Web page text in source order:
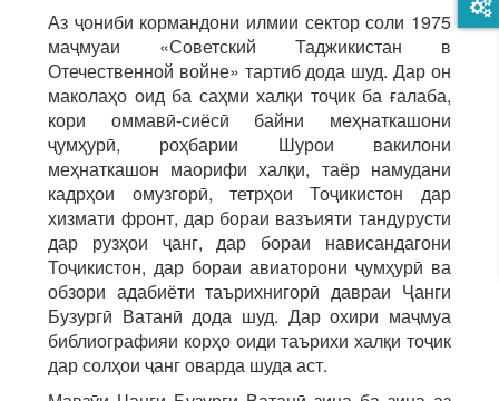
Аз ҷониби кормандони илмии сектор соли 1975
маҷмуаи «Советский Таджикистан в
Отечественной войне» тартиб дода шуд. Дар он
маколаҳо оид ба саҳми халқи тоҷик ба ғалаба,
кори оммавӣ-сиёсӣ байни меҳнаткашони
ҷумҳурӣ, роҳбарии Шурои вакилони
меҳнаткашон маорифи халқи, таёр намудани
кадрҳои омузгорӣ, тетрҳои Тоҷикистон дар
хизмати фронт, дар бораи вазъияти тандурусти
дар рузҳои ҷанг, дар бораи нависандагони
Тоҷикистон, дар бораи авиаторони ҷумҳурӣ ва
обзори адабиёти таърихнигорӣ давраи Ҷанги
Бузургӣ Ватанӣ дода шуд. Дар охири маҷмуа
библиографияи корҳо оиди таърихи халқи тоҷик
дар солҳои ҷанг оварда шуда аст.